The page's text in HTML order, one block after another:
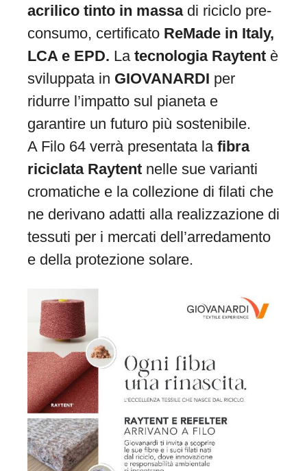
acrilico tinto in massadi riciclo pre-
consumo, certificato ReMade in Italy,
LCA e EPD. La tecnologia Raytent è
sviluppata in GIOVANARDI per
ridurre l’impatto sul pianeta e
garantire un futuro più sostenibile.
A Filo 64 verrà presentata la fibra
riciclata Raytent nelle sue varianti
cromatiche e la collezione di filati che
ne derivano adatti alla realizzazione di
tessuti per i mercati dell’arredamento
e della protezione solare.